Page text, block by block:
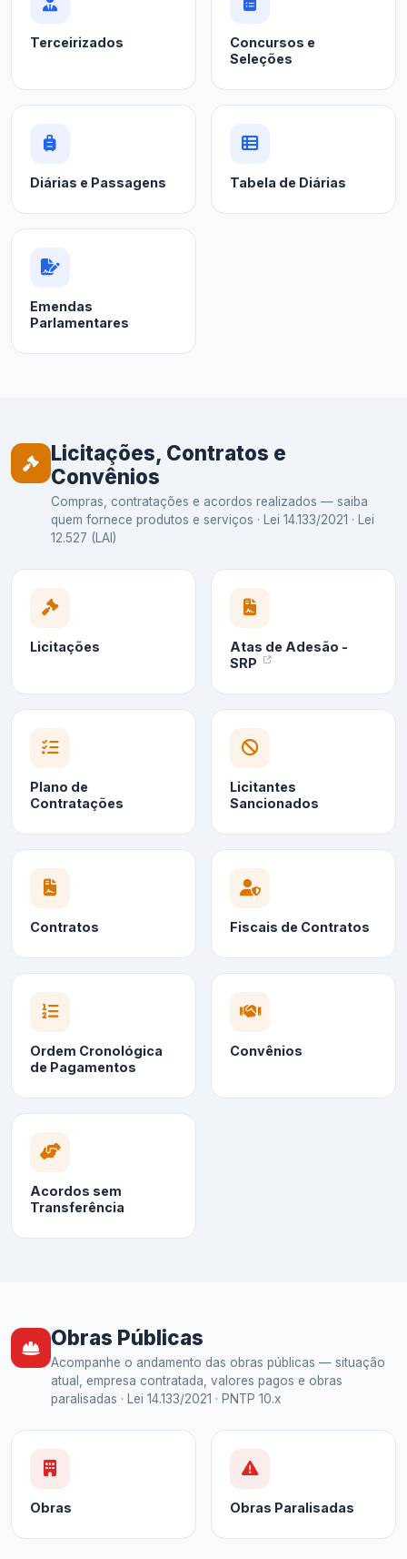
Terceirizados
Concursos e
Seleções
Diárias e Passagens Tabela de Diárias
Emendas
Parlamentares
Licitações, Contratos e
Convênios
Compras, contratações e acordos realizados — saiba
quem fornece produtos e serviços · Lei 14.133/2021 · Lei
12.527 (LAI)
Licitações
Atas de Adesão -
SRP
Plano de
Contratações
Licitantes
Sancionados
Contratos Fiscais de Contratos
Ordem Cronológica
de Pagamentos
Convênios
Acordos sem
Transferência
Obras Públicas
Acompanhe o andamento das obras públicas — situação
atual, empresa contratada, valores pagos e obras
paralisadas · Lei 14.133/2021 · PNTP 10.x
Obras Obras Paralisadas